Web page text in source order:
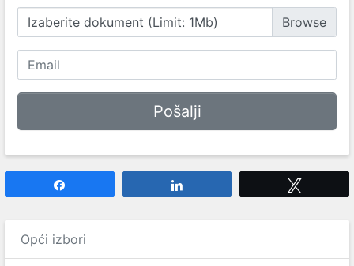
Izaberite dokument (Limit: 1Mb)
Opći izbori